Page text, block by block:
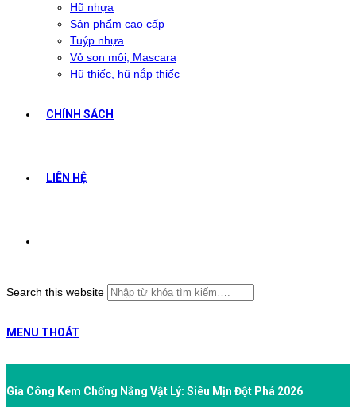
Hũ nhựa
Sản phẩm cao cấp
Tuýp nhựa
Vỏ son môi, Mascara
Hũ thiếc, hũ nắp thiếc
CHÍNH SÁCH
LIÊN HỆ
Search this website
MENU THOÁT
Gia Công Kem Chống Nắng Vật Lý: Siêu Mịn Đột Phá 2026